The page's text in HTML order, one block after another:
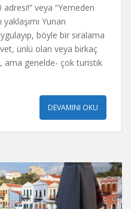
veya “Yemeden
Yunan
böyle bir sıralama
ünlü olan veya birkaç
ama genelde- çok turistik
DEVAMINI OKU